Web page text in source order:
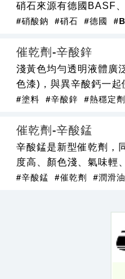
硝石來源有德國BASF
#硝酸鈉 #硝石 #德國
催乾劑-辛酸鋅
淺黃色均勻透明液體廣
色漆)，與異辛酸鈣一起
#塗料 #辛酸鋅 #熱穩定劑
催乾劑-辛酸錳
辛酸錳是新型催乾劑，
度高、顏色淺、氣味輕
#辛酸錳 #催乾劑 #潤滑油